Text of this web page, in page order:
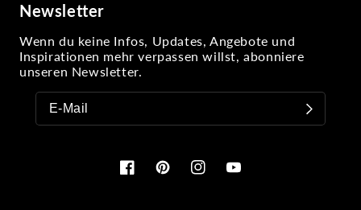
Newsletter
Wenn du keine Infos, Updates, Angebote und
Inspirationen mehr verpassen willst, abonniere
unseren Newsletter.
FacebookPinterestInstagramYouTube